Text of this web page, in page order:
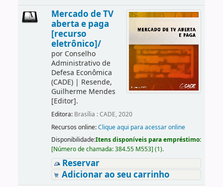
Mercado de TV
aberta e paga
[recurso
eletrônico]/
por Conselho
Administrativo de
Defesa Econômica
(CADE)| Resende,
Guilherme Mendes
[Editor].
Editora: Brasília : CADE, 2020
Recursos online:Clique aqui para acessar online
Disponibilidade:Itens disponíveis para empréstimo:
[Número de chamada:384.55 M553] (1).
Reservar
Adicionar ao seu carrinho